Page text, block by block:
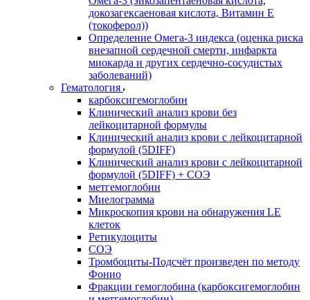
докозагексаеновая кислота, Витамин E
(токоферол))
Определение Омега-3 индекса (оценка риска
внезапной сердечной смерти, инфаркта
миокарда и других сердечно-сосудистых
заболеваний)
Гематология
карбоксигемоглобин
Клинический анализ крови без
лейкоцитарной формулы
Клинический анализ крови с лейкоцитарной
формулой (5DIFF)
Клинический анализ крови с лейкоцитарной
формулой (5DIFF) + СОЭ
метгемоглобин
Миелограмма
Микроскопия крови на обнаружения LE
клеток
Ретикулоциты
СОЭ
Тромбоциты-Подсчёт произведен по методу
Фонио
Фракции гемоглобина (карбоксигемоглобин